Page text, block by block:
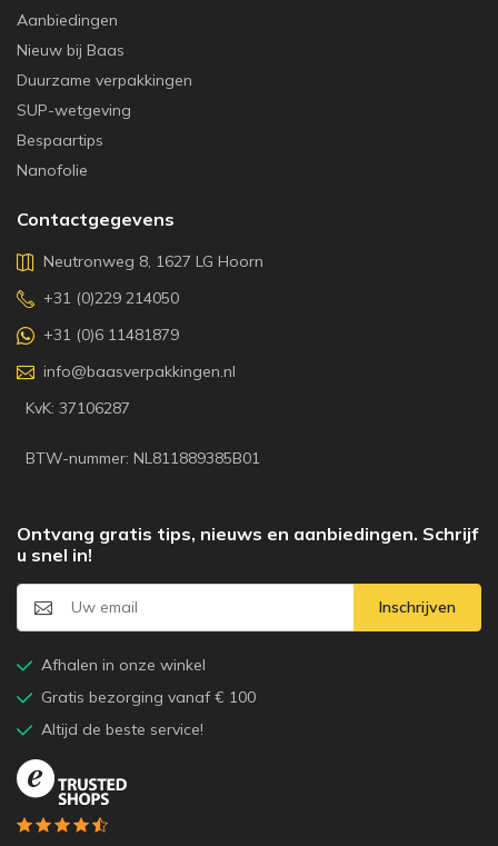
Aanbiedingen
Nieuw bij Baas
Duurzame verpakkingen
SUP-wetgeving
Bespaartips
Nanofolie
Contactgegevens
Neutronweg 8, 1627 LG Hoorn
+31 (0)229 214050
+31 (0)6 11481879
info@baasverpakkingen.nl
KvK: 37106287
BTW-nummer: NL811889385B01
Ontvang gratis tips, nieuws en aanbiedingen. Schrijf
u snel in!
Inschrijven
Afhalen in onze winkel
Gratis bezorging vanaf € 100
Altijd de beste service!